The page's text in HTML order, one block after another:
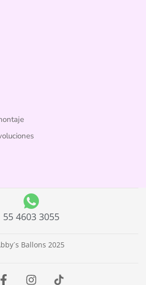
55 4603 3055
Ballons 2025